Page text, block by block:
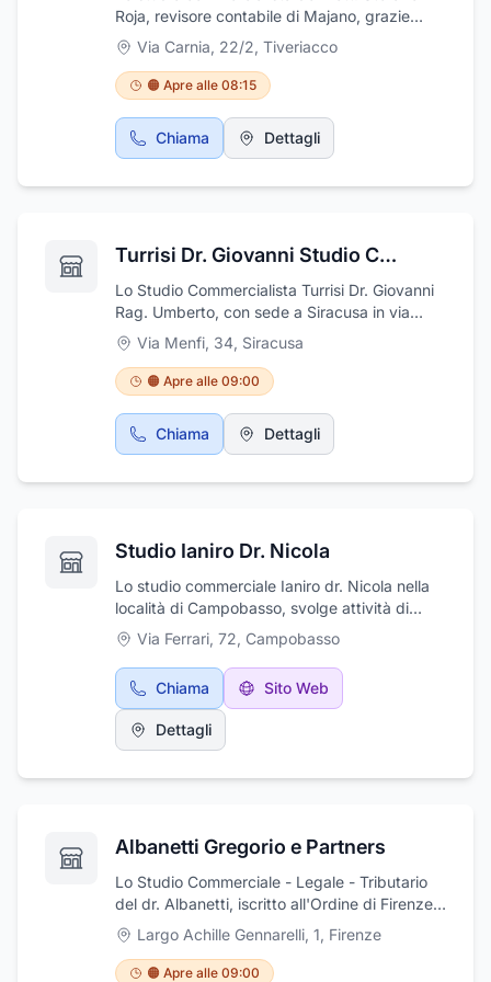
Roja, revisore contabile di Majano, grazie
all'esperienza ventennale acquisita nel
settore, offre una consulenza qualificata alle
aziende in materia di verifica di bilancio ed in
tutte le attività ad essa correlate. Il Dott. Roja
riceve su appuntamento. Lo studio si trova a
Majano in via Carnia, 22/2, nella provincia di
Via Carnia, 22/2, Tiveriacco
🟠 Apre alle 08:15
Chiama Dettagli
Turrisi Dr. Giovanni Studio Commercialista
Lo Studio Commercialista Turrisi Dr. Giovanni
Rag. Umberto, con sede a Siracusa in via
Menfi, 34 rivolge i suoi servizi sia alle aziende
che ai privati. Lo studio è specializzato in
consulenza fiscale, tributaria, amministrativa,
contabilità ordinaria, predisposizioni di
dichiarazioni e denunce fiscali, consulenze
amministrative, domiciliazioni di società,
consulenza aziendale, pratiche Iva e
Via Menfi, 34, Siracusa
🟠 Apre alle 09:00
Chiama Dettagli
Studio Ianiro Dr. Nicola
Lo studio commerciale Ianiro dr. Nicola nella
località di Campobasso, svolge attività di
consulenza e assistenza contabile e fiscale. Il
commercialista si occupa di aggiornamento
della contabilità, stesura bilanci e redazione
delle prescritte dichiarazioni fiscali, con
assistenza presso i competenti uffici. Inoltre lo
studio offre assistenza e consulenza per la
commissioni tributarie, oltre a consulenze
Nicola riceve presso lo studio sito in via
Via Ferrari, 72, Campobasso
Chiama Sito Web
Dettagli
Albanetti Gregorio e Partners
Lo Studio Commerciale - Legale - Tributario
del dr. Albanetti, iscritto all'Ordine di Firenze,
ha maturato la sua esperienza in oltre 30 anni
di professione ed è specializzato nel diritto
contrattuale, compravendite ed affitti di
Largo Achille Gennarelli, 1, Firenze
🟠 Apre alle 09:00